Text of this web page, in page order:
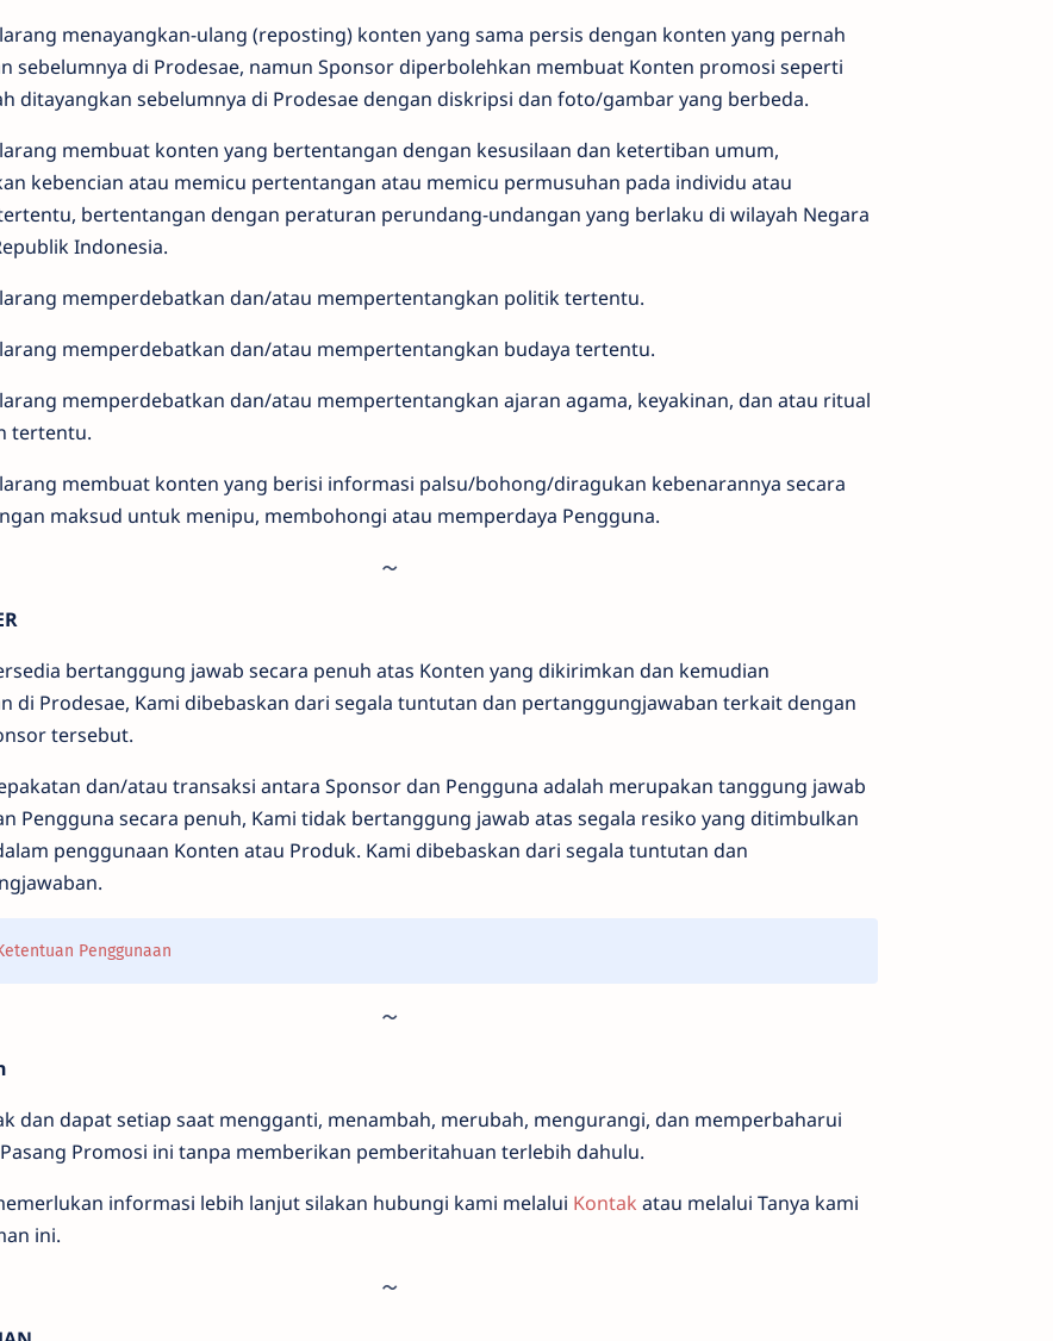
menayangkan-ulang (reposting) konten yang sama persis dengan konten yang pernah
sebelumnya di Prodesae, namun Sponsor diperbolehkan membuat Konten promosi seperti
ditayangkan sebelumnya di Prodesae dengan diskripsi dan foto/gambar yang berbeda.
membuat konten yang bertentangan dengan kesusilaan dan ketertiban umum,
kebencian atau memicu pertentangan atau memicu permusuhan pada individu atau
bertentangan dengan peraturan perundang-undangan yang berlaku di wilayah Negara
Indonesia.
memperdebatkan dan/atau mempertentangkan politik tertentu.
memperdebatkan dan/atau mempertentangkan budaya tertentu.
memperdebatkan dan/atau mempertentangkan ajaran agama, keyakinan, dan atau ritual
tertentu.
membuat konten yang berisi informasi palsu/bohong/diragukan kebenarannya secara
maksud untuk menipu, membohongi atau memperdaya Pengguna.
bertanggung jawab secara penuh atas Konten yang dikirimkan dan kemudian
di Prodesae, Kami dibebaskan dari segala tuntutan dan pertanggungjawaban terkait dengan
tersebut.
dan/atau transaksi antara Sponsor dan Pengguna adalah merupakan tanggung jawab
Pengguna secara penuh, Kami tidak bertanggung jawab atas segala resiko yang ditimbulkan
penggunaan Konten atau Produk. Kami dibebaskan dari segala tuntutan dan
Penggunaan
dan dapat setiap saat mengganti, menambah, merubah, mengurangi, dan memperbaharui
Promosi ini tanpa memberikan pemberitahuan terlebih dahulu.
informasi lebih lanjut silakan hubungi kami melalui Kontak atau melalui Tanya kami
ini.